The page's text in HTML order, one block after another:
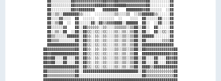
        ██░░░░░░░░░░██▓▓▓▓▓▓▓▓▓▓██████▓▓▓▓██████▓▓▓▓▓▓▓▓▓▓██░░░░░░░░░░██
        ██░░░░░░░░░░██▓▓████████    ████████    ████████▓▓██░░░░░░  ░░██
        ██░░▒▒░░████████▒▒░░░░  ░░░░░░░░░░▒▒░░░░▒▒  ░░▒▒██████▒▒░░░░░░██
        ██░░░░▓▓░░░░  ██  ░░░░░░  ░░░░░░░░  ░░    ░░░░  ██░░░░░░██░░░░██
        ██░░▒▒██  ░░  ██░░░░░░██░░██▒▒▓▓▓▓████░░██████  ██░░  ░░██░░░░██
        ██░░░░░░▓▓    ██░░██▒▒▒▒▒▒░░▒▒░░░░▒▒▒▒▒▒░░▒▒██░░██░░  ██░░░░░░██
        ██░░▒▒░░██  ░░██░░██▒▒░░▒▒░░▒▒░░░░▒▒░░▒▒░░▒▒██░░██░░  ██░░▒▒░░██
        ██▒▒░░░░░░██████░░██▒▒░░▒▒░░▒▒░░░░▒▒░░▒▒░░▒▒██░░██████░░░░░░░░██
        ██▒▒▒▒░░░░░░░░██░░██▒▒░░▒▒░░▒▒░░░░▒▒░░▒▒░░▒▒██░░██░░░░░░░░▒▒▒▒██
        ████████████████░░██▒▒░░▒▒░░▒▒░░░░▒▒░░▒▒░░▒▒██░░████████████████
      ██▓▓▓▓▓▓▓▓▓▓▓▓▓▓██░░██▒▒░░▒▒░░▒▒░░░░▒▒░░▒▒░░▒▒██░░██▓▓▓▓▓▓▓▓▓▓▓▓▓▓██
      ██▓▓██████████████░░██▒▒░░▒▒░░▒▒░░░░▒▒░░▒▒░░▒▒██  ██████████████▓▓██
      ██▓▓██░░░░██░░░░██░░██▒▒░░▒▒░░▒▒░░░░▒▒░░▒▒░░▒▒██░░██░░░░██░░░░██▓▓██
      ██▓▓██░░░░██░░░░██░░██▒▒░░▒▒░░▒▒░░░░▒▒░░▒▒░░▒▒██░░██░░░░██░░░░██▓▓██
      ██████████████████░░██▒▒░░▒▒░░▒▒░░░░▒▒░░▒▒░░▒▒██░░████▒▒████████████
      ██▒▒▒▒▒▒▒▒▒▒▒▒▒▒██░░████████████████████████████░░██▒▒▒▒▒▒▒▒▒▒▒▒▒▒██
      ██▒▒▒▒▒▒▒▒▒▒▒▒▒▒██░░░░░░░░░░░░░░░░░░░░░░░░░░░░░░░░██▒▒▒▒▒▒▒▒▒▒▒▒▒▒██
      ████████████████████████████████████████████████████████████████████